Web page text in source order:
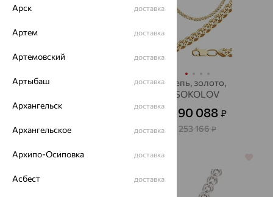
Цепь, золото,
101 537
282 046
Цепь, золото,
SOKOLOV
90 088₽
253 166₽
64% 64%
Арск доставка
Артем доставка
Артемовский доставка
Артыбаш доставка
Архангельск доставка
Архангельское доставка
Архипо-Осиповка доставка
Асбест доставка